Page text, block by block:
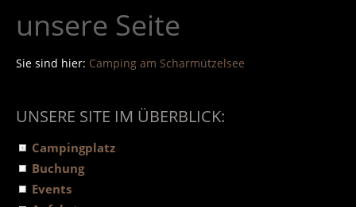
unsere Seite
Sie sind hier: Camping am Scharmützelsee
UNSERE SITE IM ÜBERBLICK:
Campingplatz
Buchung
Events